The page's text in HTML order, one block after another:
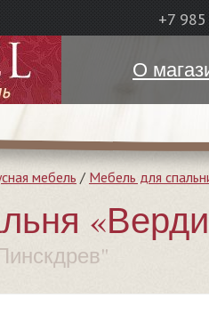
+7 985
О
мебель / Мебель для